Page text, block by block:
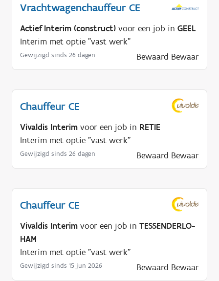
Vrachtwagenchauffeur CE
Actief Interim (construct) voor een job in GEEL
Interim met optie "vast werk"
Gewijzigd sinds 26 dagen Bewaard Bewaar
Chauffeur CE
Vivaldis Interim voor een job in RETIE
Interim met optie "vast werk"
Gewijzigd sinds 26 dagen Bewaard Bewaar
Chauffeur CE
Vivaldis Interim voor een job in TESSENDERLO-
HAM
Interim met optie "vast werk"
Gewijzigd sinds 15 jun 2026 Bewaard Bewaar